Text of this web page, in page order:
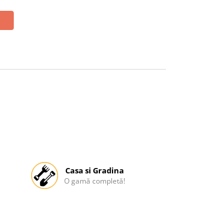
Casa si Gradina
O gamă completă!